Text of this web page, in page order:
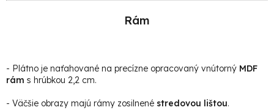
Rám
- Plátno je naťahované na precízne opracovaný vnútorný MDF
rám s hrúbkou 2,2 cm.
- Väčšie obrazy majú rámy zosilnené stredovou lištou.